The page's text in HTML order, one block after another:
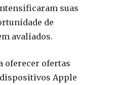
suas
de
avaliados.
oferecer ofertas
Apple